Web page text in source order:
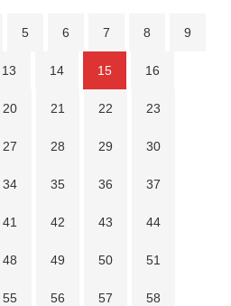
5 6 7 8 9
13 14 15 16
20 21 22 23
27 28 29 30
34 35 36 37
41 42 43 44
48 49 50 51
55 56 57 58